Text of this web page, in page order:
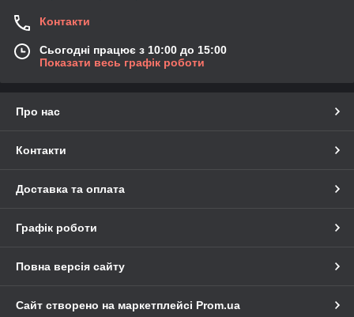
Контакти
Сьогодні працює з 10:00 до 15:00
Показати весь графік роботи
Про нас
Контакти
Доставка та оплата
Графік роботи
Повна версія сайту
Сайт створено на маркетплейсі Prom.ua